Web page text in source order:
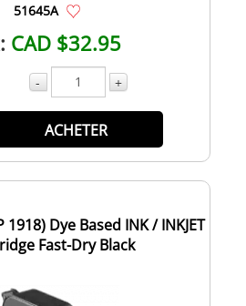
51645A
CAD $32.95
- +
ACHETER
1918) Dye Based INK / INKJET
Fast-Dry Black